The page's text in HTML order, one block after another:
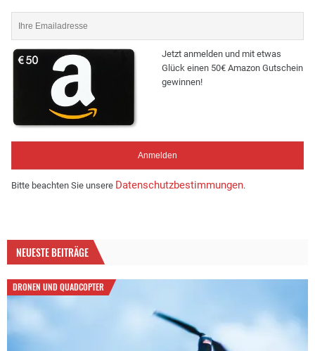
Jetzt anmelden und mit etwas
Glück einen 50€ Amazon Gutschein
gewinnen!
Bitte beachten Sie unsere Datenschutzbestimmungen.
NEUESTE BEITRÄGE
DRONEN UND QUADCOPTER